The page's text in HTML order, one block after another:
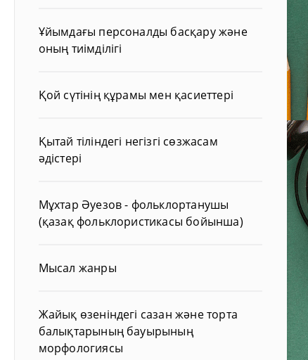
Ұйымдағы персоналды басқару және
оның тиімділігі
Қой сүтінің құрамы мен қасиеттері
Қытай тіліндегі негізгі сөзжасам
әдістері
Мұхтар Әуезов - фольклортанушы
(қазақ фольклористикасы бойынша)
Мысал жанры
Жайық өзеніндегі сазан және торта
балықтарының бауырының
морфологиясы